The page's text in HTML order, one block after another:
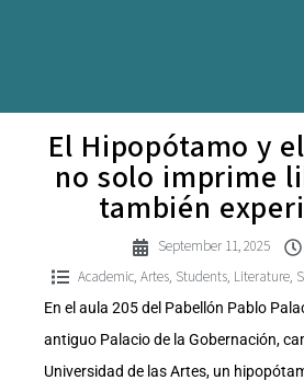
El Hipopótamo y
no solo imprime
también
September 11, 2025
Academic, Artes, Students, Literature,
En el aula 205 del Pabellón Pablo
antiguo Palacio de la Gobernación,
Universidad de las Artes, un